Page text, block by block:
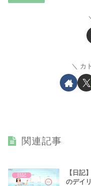
カ
関連記事
日記
【日記
のデイ